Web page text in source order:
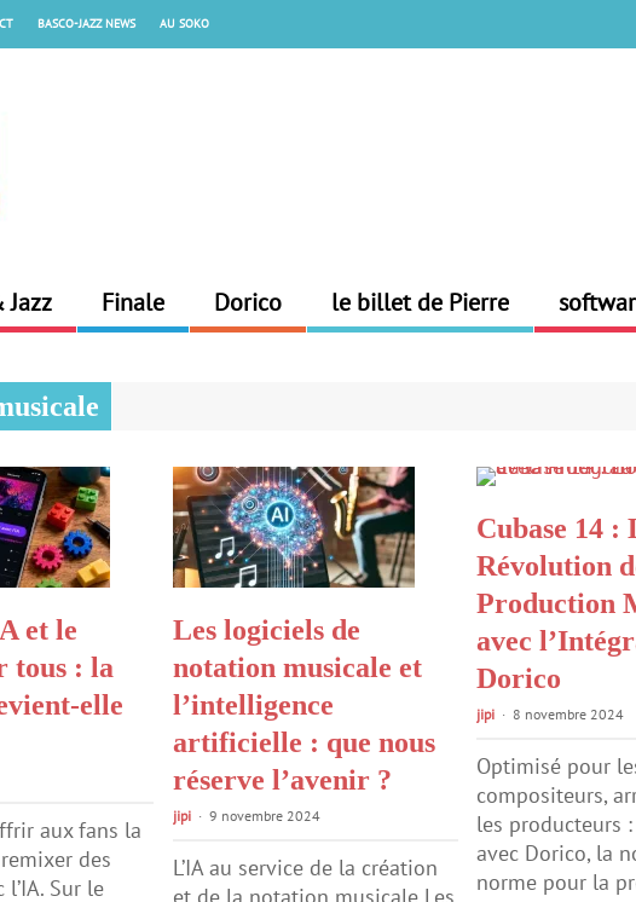
BASCO-JAZZ NEWS AU SOKO
Finale Dorico le billet de Pierre
et le
tous : la
elle
aux fans la
des
l’IA. Sur le
Les logiciels de
notation musicale et
l’intelligence
artificielle : que nous
réserve l’avenir ?
jipi 9 novembre 2024
L’IA au service de la création
Cubase 14 :
Révolution
Production
avec
Dorico
jipi 8 novembre 2024
Optimisé pour
compositeurs,
les producteurs
avec Dorico, la
norme pour la